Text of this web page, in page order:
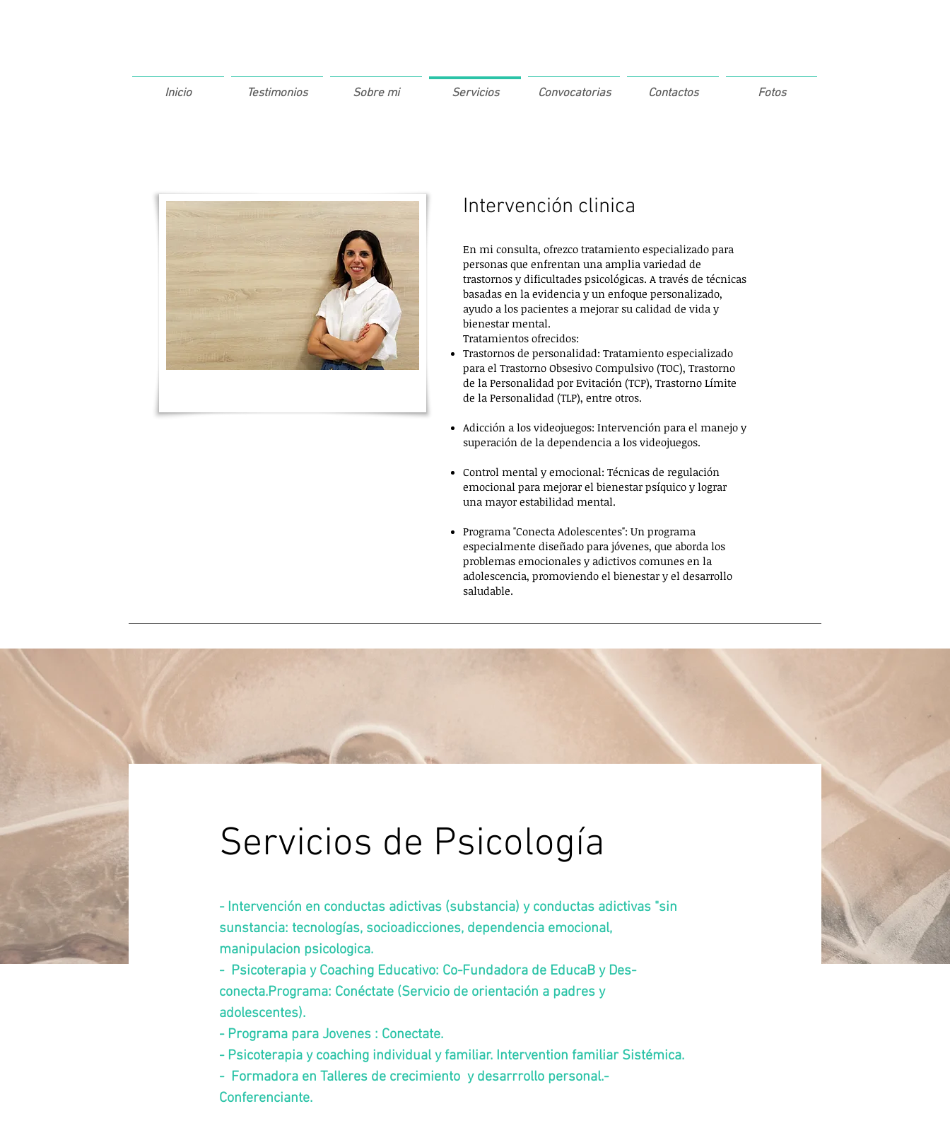
Inicio Testimonios Sobre mi Servicios Convocatorias Contactos Fotos
Intervención clinica
En mi consulta, ofrezco tratamiento especializado para
personas que enfrentan una amplia variedad de
trastornos y dificultades psicológicas. A través de técnicas
basadas en la evidencia y un enfoque personalizado,
ayudo a los pacientes a mejorar su calidad de vida y
bienestar mental.
Tratamientos ofrecidos:
Trastornos de personalidad: Tratamiento especializado
para el Trastorno Obsesivo Compulsivo (TOC), Trastorno
de la Personalidad por Evitación (TCP), Trastorno Límite
de la Personalidad (TLP), entre otros.
Adicción a los videojuegos: Intervención para el manejo y
superación de la dependencia a los videojuegos.
Control mental y emocional: Técnicas de regulación
emocional para mejorar el bienestar psíquico y lograr
una mayor estabilidad mental.
Programa "Conecta Adolescentes": Un programa
especialmente diseñado para jóvenes, que aborda los
problemas emocionales y adictivos comunes en la
adolescencia, promoviendo el bienestar y el desarrollo
saludable.
Servicios de Psicología
- Intervención en conductas adictivas (substancia) y conductas adictivas "sin
sunstancia: tecnologías, socioadicciones, dependencia emocional,
manipulacion psicologica.
- Psicoterapia y Coaching Educativo: Co-Fundadora de EducaB y Des-
conecta.Programa: Conéctate (Servicio de orientación a padres y
adolescentes).
- Programa para Jovenes : Conectate.
- Psicoterapia y coaching individual y familiar. Intervention familiar Sistémica.
- Formadora en Talleres de crecimiento y desarrrollo personal.-
Conferenciante.